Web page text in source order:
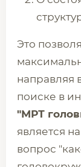
Это
направляя
поиске в
"МРТ
является
вопрос